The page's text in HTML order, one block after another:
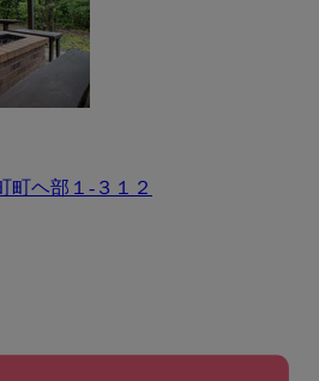
町ヘ部１‐３１２